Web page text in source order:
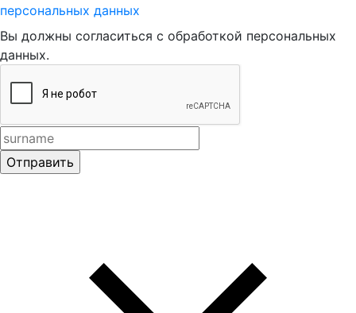
персональных данных
Вы должны согласиться с обработкой персональных
данных.